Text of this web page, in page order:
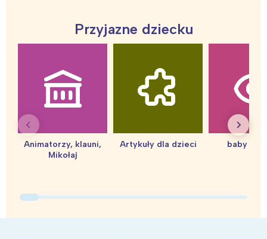
Przyjazne dziecku
Animatorzy, klauni,
Mikołaj
Artykuły dla dzieci baby